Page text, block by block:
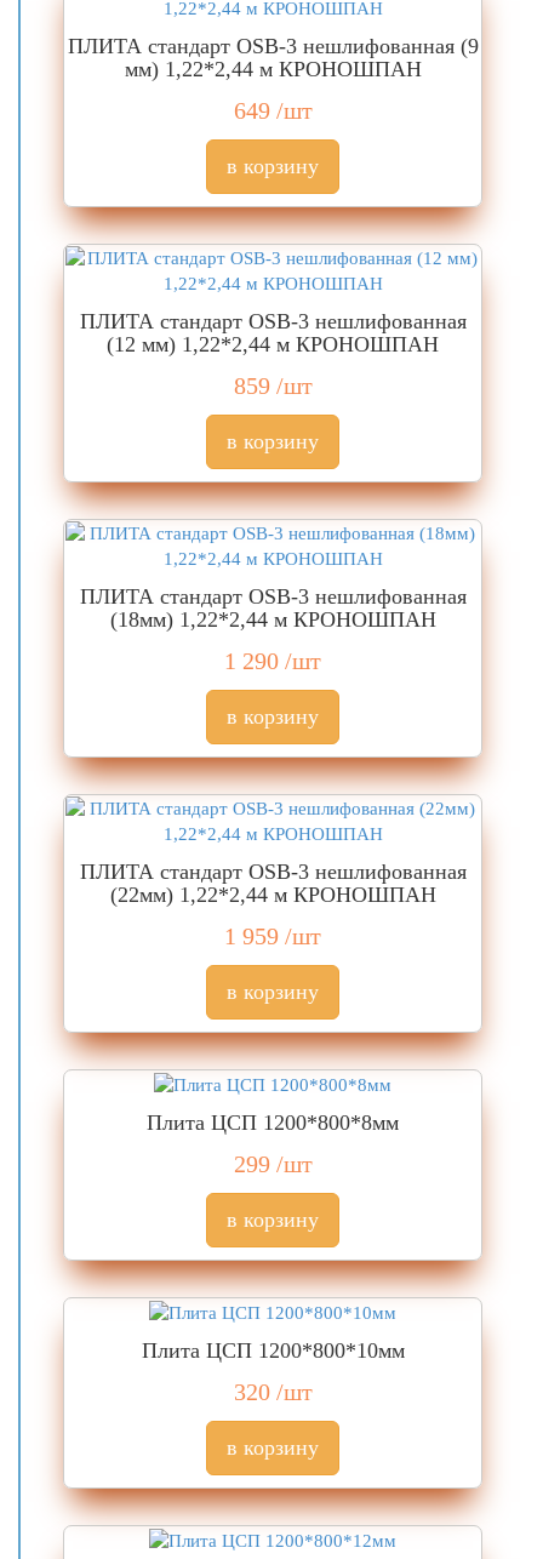
ПЛИТА стандарт OSB-3 нешлифованная (9
мм) 1,22*2,44 м КРОНОШПАН
649 /шт
ПЛИТА стандарт OSB-3 нешлифованная
(12 мм) 1,22*2,44 м КРОНОШПАН
859 /шт
ПЛИТА стандарт OSB-3 нешлифованная
(18мм) 1,22*2,44 м КРОНОШПАН
1 290 /шт
ПЛИТА стандарт OSB-3 нешлифованная
(22мм) 1,22*2,44 м КРОНОШПАН
1 959 /шт
Плита ЦСП 1200*800*8мм
299 /шт
Плита ЦСП 1200*800*10мм
320 /шт